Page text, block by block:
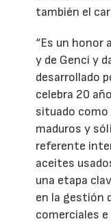
también el
“Es un honor
y de Genci y
desarrollado
celebra 20
situado como
maduros y
referente
aceites
una etapa
en la gestión
comerciales